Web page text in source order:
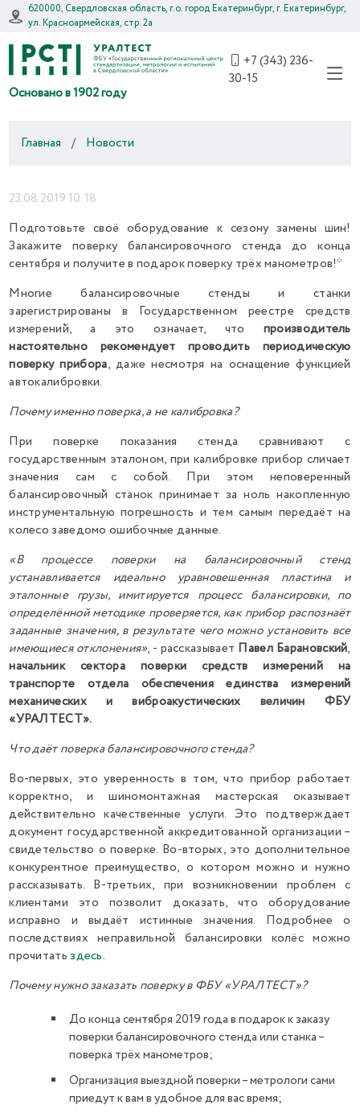
620000, Свердловская область, г.о. город Екатеринбург, г. Екатеринбург,
ул. Красноармейская, стр. 2а
Основано в 1902 году
+7 (343) 236-
30-15
Главная / Новости
23.08.2019 10:18
Подготовьте своё оборудование к сезону замены шин!
Закажите поверку балансировочного стенда до конца
сентября и получите в подарок поверку трёх манометров!*
Многие балансировочные стенды и станки
зарегистрированы в Государственном реестре средств
измерений, а это означает, что производитель
настоятельно рекомендует проводить периодическую
поверку прибора, даже несмотря на оснащение функцией
автокалибровки.
Почему именно поверка, а не калибровка?
При поверке показания стенда сравнивают с
государственным эталоном, при калибровке прибор сличает
значения сам с собой. При этом неповеренный
балансировочный станок принимает за ноль накопленную
инструментальную погрешность и тем самым передаёт на
колесо заведомо ошибочные данные.
«В процессе поверки на балансировочный стенд
устанавливается идеально уравновешенная пластина и
эталонные грузы, имитируется процесс балансировки, по
определённой методике проверяется, как прибор распознаёт
заданные значения, в результате чего можно установить все
имеющиеся отклонения», - рассказывает Павел Барановский,
начальник сектора поверки средств измерений на
транспорте отдела обеспечения единства измерений
механических и виброакустических величин ФБУ
«УРАЛТЕСТ».
Что даёт поверка балансировочного стенда?
Во-первых, это уверенность в том, что прибор работает
корректно, и шиномонтажная мастерская оказывает
действительно качественные услуги. Это подтверждает
документ государственной аккредитованной организации –
свидетельство о поверке. Во-вторых, это дополнительное
конкурентное преимущество, о котором можно и нужно
рассказывать. В-третьих, при возникновении проблем с
клиентами это позволит доказать, что оборудование
исправно и выдаёт истинные значения. Подробнее о
последствиях неправильной балансировки колёс можно
прочитатьздесь.
Почему нужно заказать поверку в ФБУ «УРАЛТЕСТ»?
До конца сентября 2019 года в подарок к заказу
поверки балансировочного стенда или станка –
поверка трёх манометров;
Организация выездной поверки – метрологи сами
приедут к вам в удобное для вас время;